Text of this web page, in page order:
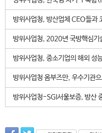
방위사업청, 방산업체 CEO들과
방위사업청, 2020년 국방핵심기
방위사업청, 중소기업의 해외 성
방위사업청 옴부즈만, 우수기관
방위사업청-SGI서울보증, 방산